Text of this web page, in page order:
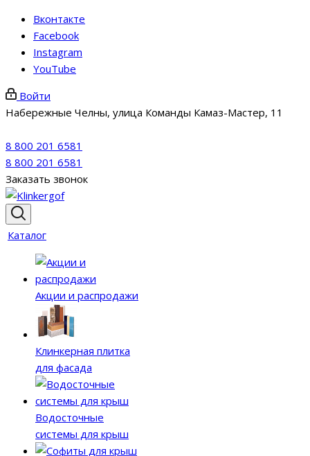
Вконтакте
Facebook
Instagram
YouTube
Войти
Набережные Челны, улица Команды Камаз-Мастер, 11
8 800 201 6581
8 800 201 6581
Заказать звонок
Каталог
Акции и распродажи
Клинкерная плитка
для фасада
Водосточные
системы для крыш